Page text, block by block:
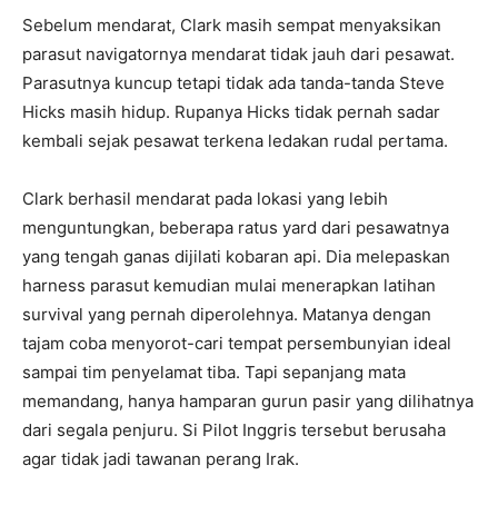
Sebelum mendarat, Clark masih sempat menyaksikan
parasut navigatornya mendarat tidak jauh dari pesawat.
Parasutnya kuncup tetapi tidak ada tanda-tanda Steve
Hicks masih hidup. Rupanya Hicks tidak pernah sadar
kembali sejak pesawat terkena ledakan rudal pertama.
Clark berhasil mendarat pada lokasi yang lebih
menguntungkan, beberapa ratus yard dari pesawatnya
yang tengah ganas dijilati kobaran api. Dia melepaskan
harness parasut kemudian mulai menerapkan latihan
survival yang pernah diperolehnya. Matanya dengan
tajam coba menyorot-cari tempat persembunyian ideal
sampai tim penyelamat tiba. Tapi sepanjang mata
memandang, hanya hamparan gurun pasir yang dilihatnya
dari segala penjuru. Si Pilot Inggris tersebut berusaha
agar tidak jadi tawanan perang Irak.